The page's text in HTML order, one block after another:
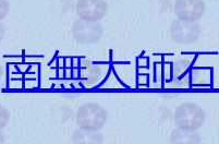
南無大師